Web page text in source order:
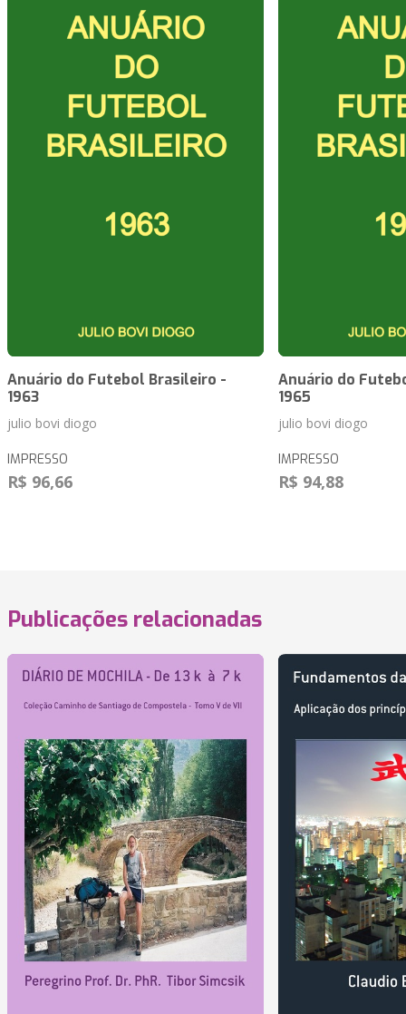
Anuário do Futebol Brasileiro -
1963
julio bovi diogo
IMPRESSO
R$ 96,66
Anuário do
1965
julio bovi diogo
IMPRESSO
R$ 94,88
Publicações relacionadas